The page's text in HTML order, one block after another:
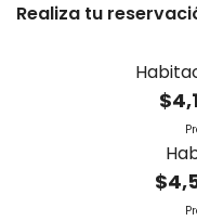
Realiza tu